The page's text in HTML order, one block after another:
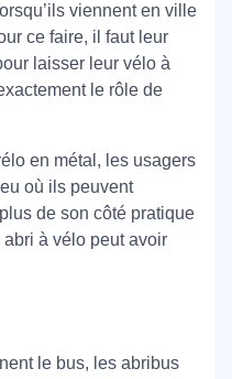
viennent en ville
ce faire, il faut leur
laisser leur vélo à
le rôle de
en métal, les usagers
où ils peuvent
de son côté pratique
abri à vélo peut avoir
le bus, les abribus